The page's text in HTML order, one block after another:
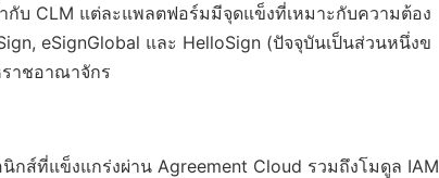
บ CLM แต่ละแพลตฟอร์มมีจุดแข็งที่เหมาะกับความต้อง
eSignGlobal และ HelloSign (ปัจจุบันเป็นส่วนหนึ่งข
าชอาณาจักร
กส์ที่แข็งแกร่งผ่าน Agreement Cloud รวมถึงโมดูล IAM